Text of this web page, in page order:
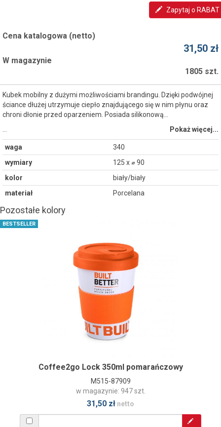
Zapytaj o RABAT
Cena katalogowa (netto)
31,50 zł
W magazynie
1805 szt.
Kubek mobilny z dużymi możliwościami brandingu. Dzięki podwójnej
ściance dłużej utrzymuje ciepło znajdującego się w nim płynu oraz
chroni dłonie przed oparzeniem. Posiada silikonową...
Pokaż więcej...
waga
340
wymiary
125 x ⌀ 90
kolor
biały/biały
materiał
Porcelana
Pozostałe kolory
BESTSELLER
Coffee2go Lock 350ml pomarańczowy
M515-87909
w magazynie: 947 szt.
31,50 zł netto